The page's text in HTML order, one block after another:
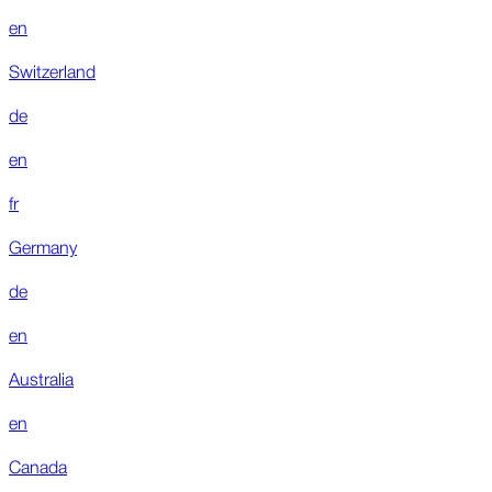
en
Switzerland
de
en
fr
Germany
de
en
Australia
en
Canada